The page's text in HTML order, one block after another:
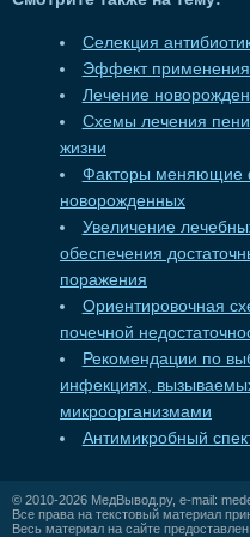
Селекция
Эффект применения
Лечение
Схемы лечения
жизни
Факторы меняющие
новорожденных
Увеличение
обеспечения
поражения
Ориентировочная
почечной
Рекомендации по
инфекциях,
микроорганизмами
Антимикробный
© 2010-2026 МедВывод.ру, e-mail:
Все права на текстовый материал
Весь материал на сайте